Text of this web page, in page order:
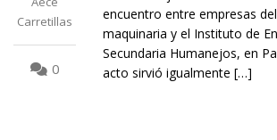
Carretillas
0
encuentro entre empresas
maquinaria y el Instituto de
Secundaria Humanejos, en
acto sirvió igualmente […]